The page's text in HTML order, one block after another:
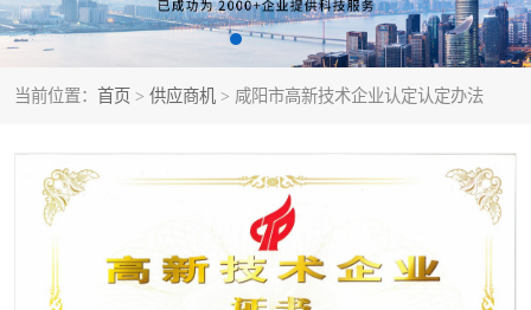
当前位置： 首页 > 供应商机 > 咸阳市高新技术企业认定认定办法